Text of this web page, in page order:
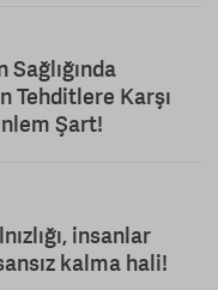
Sağlığında
Tehditlere Karşı
Şart!
insanlar
kalma hali!